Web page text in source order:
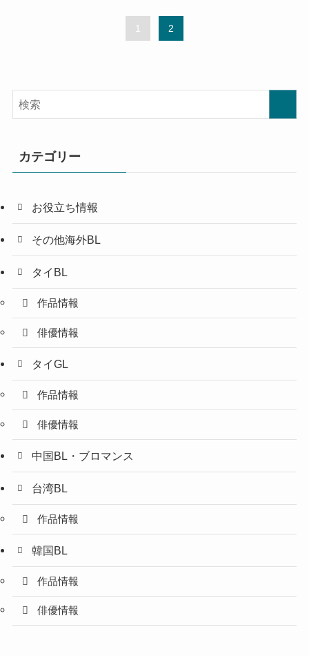
1 2
カテゴリー
お役立ち情報
その他海外BL
タイBL
作品情報
俳優情報
タイGL
作品情報
俳優情報
中国BL・ブロマンス
台湾BL
作品情報
韓国BL
作品情報
俳優情報